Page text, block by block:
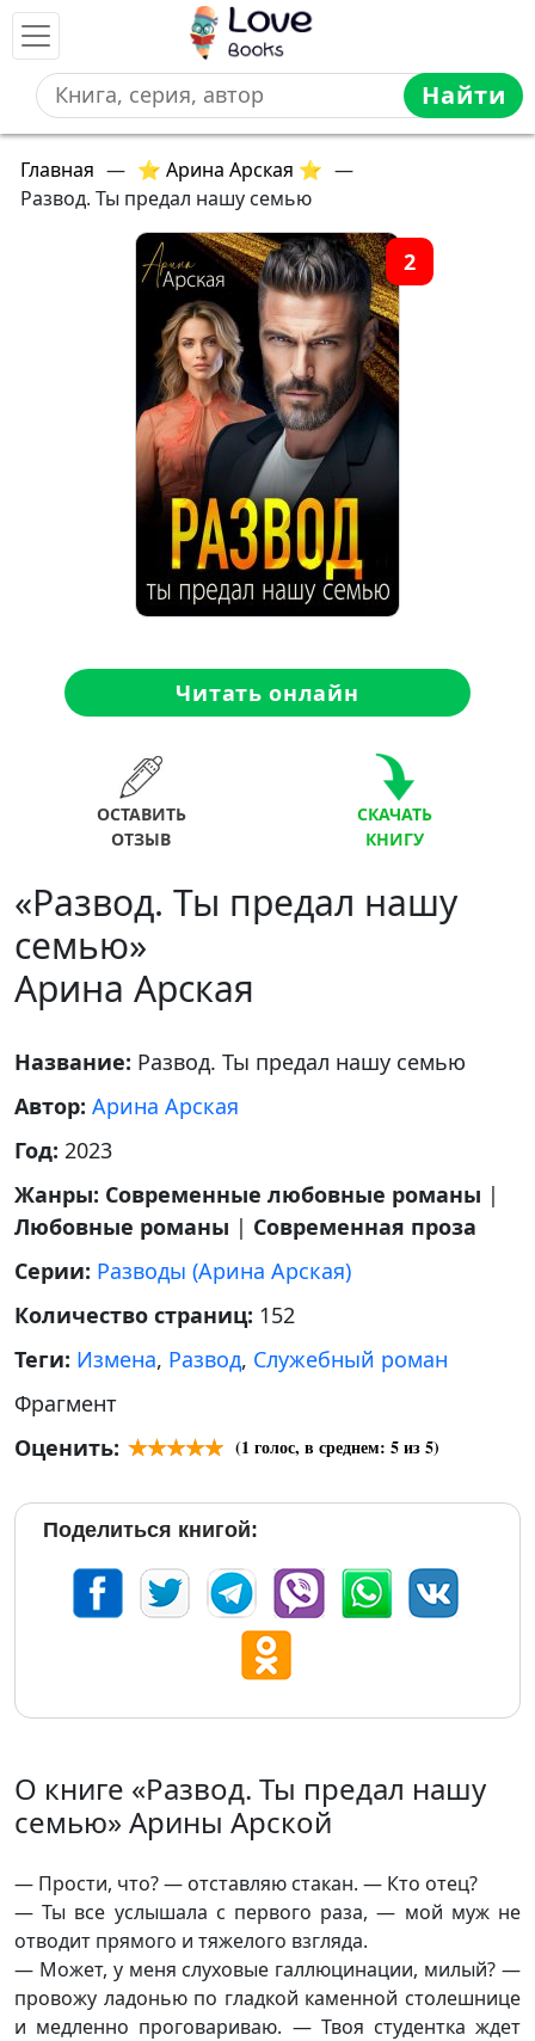
Найти
Главная — ⭐ Арина Арская ⭐ —
Развод. Ты предал нашу семью
2
Читать онлайн
ОСТАВИТЬ
ОТЗЫВ
СКАЧАТЬ
КНИГУ
«Развод. Ты предал нашу
семью»
Арина Арская
Название: Развод. Ты предал нашу семью
Автор: Арина Арская
Год: 2023
Жанры: Современные любовные романы |
Любовные романы | Современная проза
Серии: Разводы (Арина Арская)
Количество страниц: 152
Теги: Измена, Развод, Служебный роман
Фрагмент
Оценить:
(1 голос, в среднем: 5из 5)
Поделиться книгой:
О книге «Развод. Ты предал нашу
семью» Арины Арской
— Прости, что? — отставляю стакан. — Кто отец?
— Ты все услышала с первого раза, — мой муж не
отводит прямого и тяжелого взгляда.
— Может, у меня слуховые галлюцинации, милый? —
провожу ладонью по гладкой каменной столешнице
и медленно проговариваю. — Твоя студентка ждет